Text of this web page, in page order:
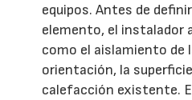
equipos. Antes de
elemento, el instalador
como el aislamiento de
orientación, la
calefacción existente.